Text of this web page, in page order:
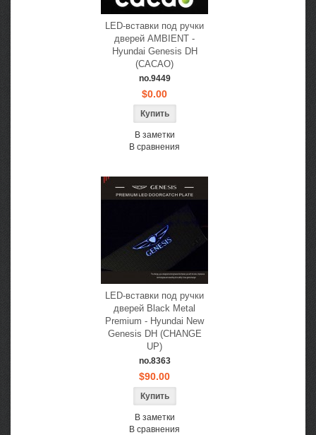
LED-вставки под ручки
дверей AMBIENT -
Hyundai Genesis DH
(CACAO)
no.9449
$0.00
В заметки
В сравнения
LED-вставки под ручки
дверей Black Metal
Premium - Hyundai New
Genesis DH (CHANGE
UP)
no.8363
$90.00
В заметки
В сравнения